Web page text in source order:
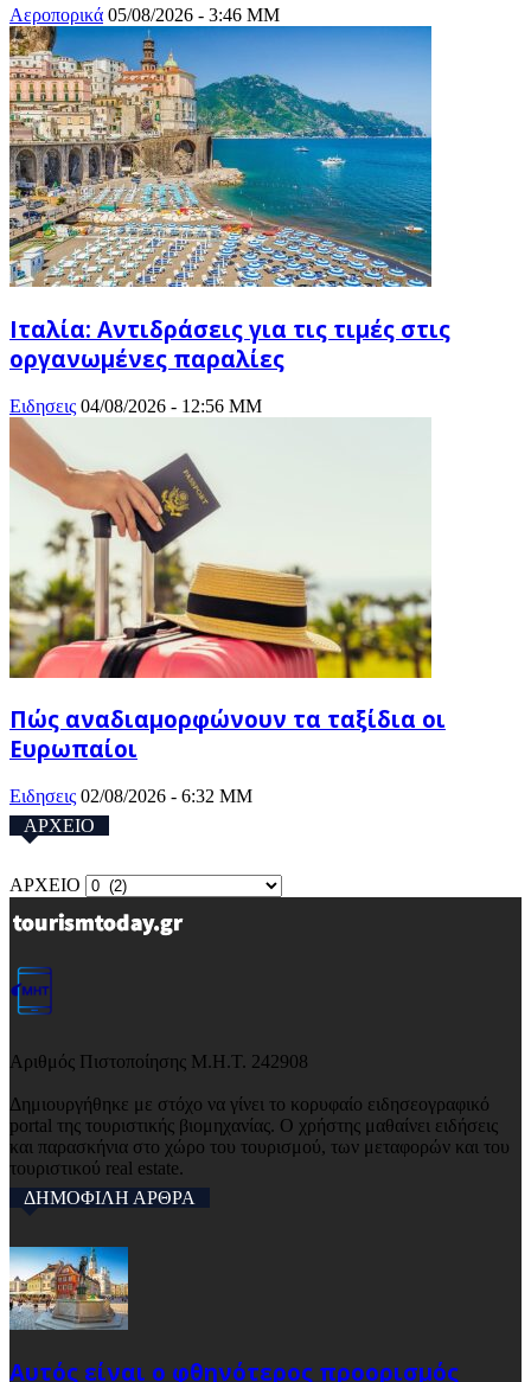
Αεροπορικά 05/08/2026 - 3:46 ΜΜ
Ιταλία: Αντιδράσεις για τις τιμές στις
οργανωμένες παραλίες
Ειδησεις 04/08/2026 - 12:56 ΜΜ
Πώς αναδιαμορφώνουν τα ταξίδια οι
Ευρωπαίοι
Ειδησεις 02/08/2026 - 6:32 ΜΜ
ΑΡΧΕΙΟ
ΑΡΧΕΙΟ
Αριθμός Πιστοποίησης Μ.Η.Τ. 242908
Δημιουργήθηκε με στόχο να γίνει το κορυφαίο ειδησεογραφικό
portal της τουριστικής βιομηχανίας. Ο χρήστης μαθαίνει ειδήσεις
και παρασκήνια στο χώρο του τουρισμού, των μεταφορών και του
τουριστικού real estate.
ΔΗΜΟΦΙΛΗ ΑΡΘΡΑ
Αυτός είναι ο φθηνότερος προορισμός